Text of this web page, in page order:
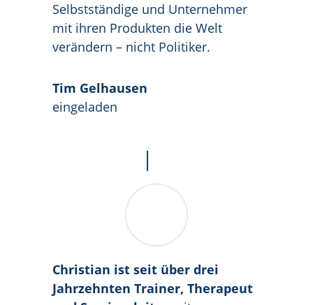
Selbstständige und Unternehmer
mit ihren Produkten die Welt
verändern – nicht Politiker.
Tim Gelhausen
eingeladen
Christian ist seit über drei
Jahrzehnten Trainer, Therapeut